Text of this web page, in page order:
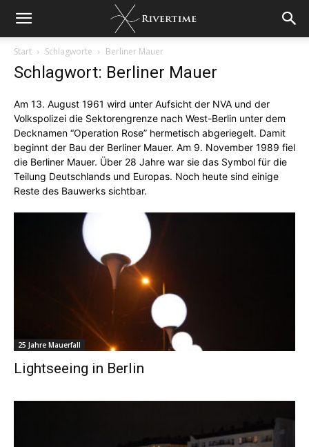
Start Schlagworte Berliner Mauer
Schlagwort: Berliner Mauer
Am 13. August 1961 wird unter Aufsicht der NVA und der
Volkspolizei die Sektorengrenze nach West-Berlin unter dem
Decknamen “Operation Rose” hermetisch abgeriegelt. Damit
beginnt der Bau der Berliner Mauer. Am 9. November 1989 fiel
die Berliner Mauer. Über 28 Jahre war sie das Symbol für die
Teilung Deutschlands und Europas. Noch heute sind einige
Reste des Bauwerks sichtbar.
25 Jahre Mauerfall
Lightseeing in Berlin